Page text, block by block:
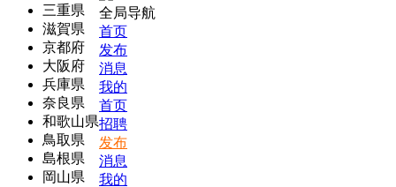
三重県
滋賀県
京都府
大阪府
兵庫県
奈良県
和歌山県
鳥取県
島根県
岡山県
全局导航
首页
发布
消息
我的
首页
招聘
发布
消息
我的